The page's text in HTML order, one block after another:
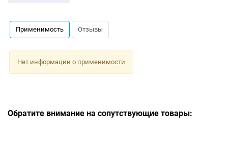
Применимость Отзывы
Нет информации о применимости
Обратите внимание на сопутствующие товары: